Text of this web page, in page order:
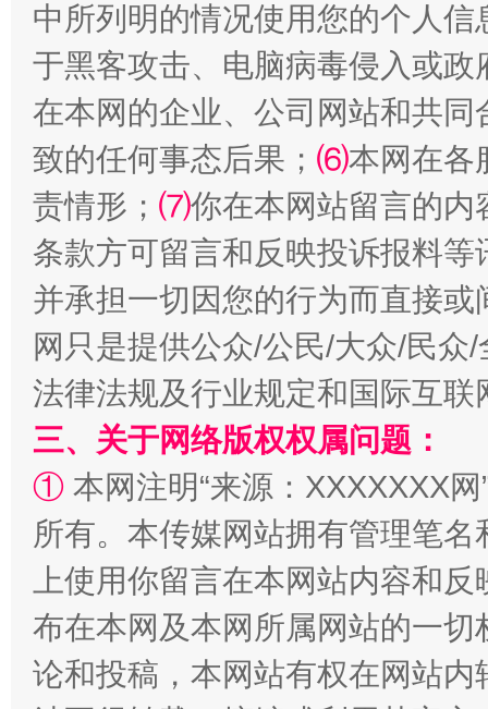
阿坝州三大球赛在茂县开幕 规模
国家大学科技园优化重塑工作
中所列明的情况使用您的个人
于黑客攻击、电脑病毒侵入或
在本网的企业、公司网站和共
致的任何事态后果； ⑹本网在各
责情形； ⑺你在本网站留言的内
条款方可留言和反映投诉报料
并承担一切因您的行为而直接
网只是提供公众/公民/大众/民
法律法规及行业规定和国际互
三、关于网络版权权属问题：
① 本网注明“来源：XXXXXXX
所有。本传媒网站拥有管理笔
上使用你留言在本网站内容和
布在本网及本网所属网站的一
论和投稿，本网站有权在网站